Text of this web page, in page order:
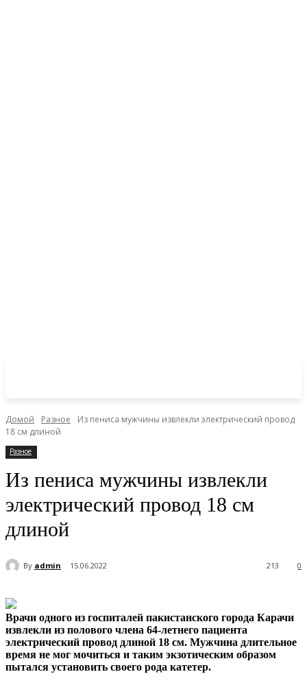
Домой Разное
Из пениса мужчины извлекли электрический провод
18 см длиной
Разное
Из пениса мужчины извлекли
электрический провод 18 см
длиной
By admin 15.06.2022 0
213
Врачи одного из госпиталей пакистанского города Карачи
извлекли из полового члена 64-летнего пациента
электрический провод длиной 18 см. Мужчина длительное
время не мог мочиться и таким экзотическим образом
пытался установить своего рода катетер.